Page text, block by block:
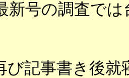
新号の調査で
び記事書き後就